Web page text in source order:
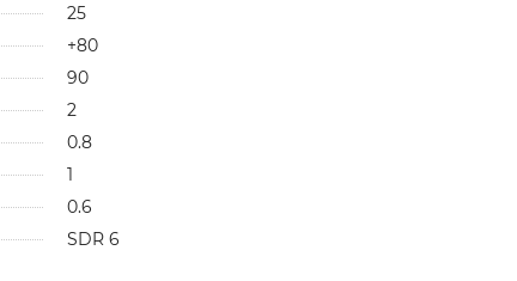
25
+80
90
2
0.8
1
0.6
SDR 6